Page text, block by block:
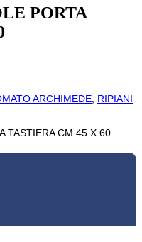
PORTA
ARCHIMEDE RIPIANI
TASTIERA CM 45 X 60